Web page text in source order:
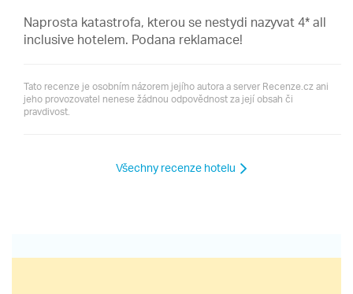
Naprosta katastrofa, kterou se nestydi nazyvat 4* all
inclusive hotelem. Podana reklamace!
Tato recenze je osobním názorem jejího autora a server Recenze.cz ani
jeho provozovatel nenese žádnou odpovědnost za její obsah či
pravdivost.
Všechny recenze hotelu